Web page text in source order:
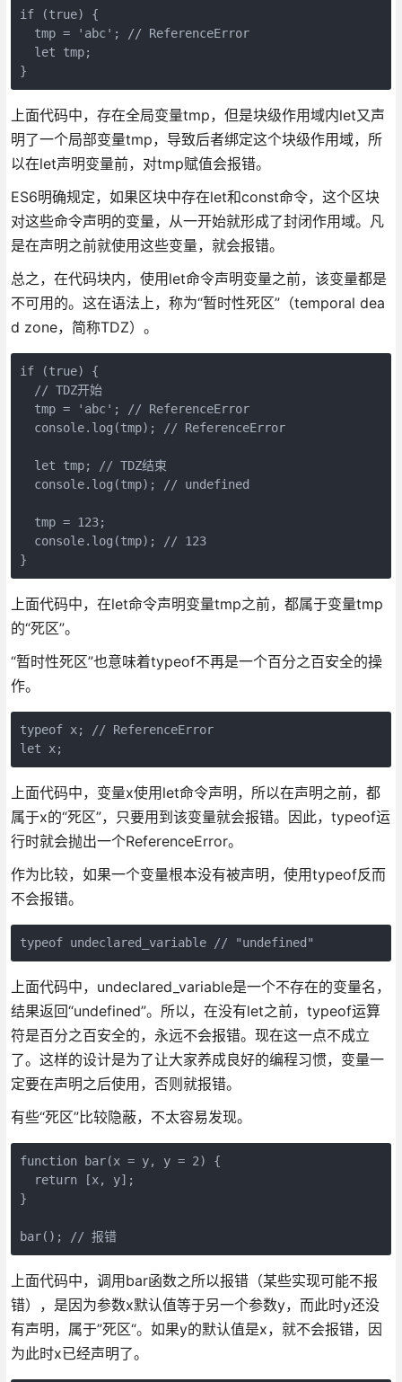
if (true) {
  tmp = 'abc'; // ReferenceError
  let tmp;
上面代码中，存在全局变量tmp，但是块级作用域内let又声
明了一个局部变量tmp，导致后者绑定这个块级作用域，所
以在let声明变量前，对tmp赋值会报错。
ES6明确规定，如果区块中存在let和const命令，这个区块
对这些命令声明的变量，从一开始就形成了封闭作用域。凡
是在声明之前就使用这些变量，就会报错。
总之，在代码块内，使用let命令声明变量之前，该变量都是
不可用的。这在语法上，称为“暂时性死区”（temporal dea
d zone，简称TDZ）。
if (true) {
  // TDZ开始
  tmp = 'abc'; // ReferenceError
  console.log(tmp); // ReferenceError
  let tmp; // TDZ结束
  console.log(tmp); // undefined
  tmp = 123;
  console.log(tmp); // 123
上面代码中，在let命令声明变量tmp之前，都属于变量tmp
的“死区”。
“暂时性死区”也意味着typeof不再是一个百分之百安全的操
作。
typeof x; // ReferenceError
上面代码中，变量x使用let命令声明，所以在声明之前，都
属于x的“死区”，只要用到该变量就会报错。因此，typeof运
行时就会抛出一个ReferenceError。
作为比较，如果一个变量根本没有被声明，使用typeof反而
不会报错。
上面代码中，undeclared_variable是一个不存在的变量名，
结果返回“undefined”。所以，在没有let之前，typeof运算
符是百分之百安全的，永远不会报错。现在这一点不成立
了。这样的设计是为了让大家养成良好的编程习惯，变量一
定要在声明之后使用，否则就报错。
有些“死区”比较隐蔽，不太容易发现。
function bar(x = y, y = 2) {
  return [x, y];
}
bar(); // 报错
上面代码中，调用bar函数之所以报错（某些实现可能不报
错），是因为参数x默认值等于另一个参数y，而此时y还没
有声明，属于”死区“。如果y的默认值是x，就不会报错，因
为此时x已经声明了。